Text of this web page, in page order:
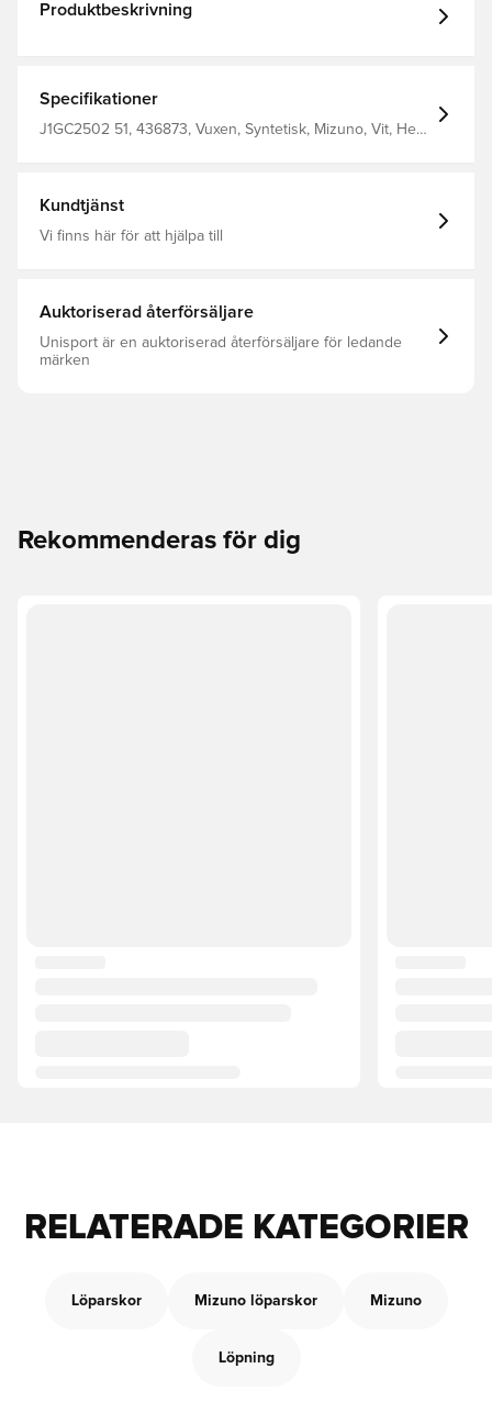
Produktbeskrivning
Specifikationer
J1GC2502 51, 436873, Vuxen, Syntetisk, Mizuno, Vit, Herr,
Kundtjänst
Vi finns här för att hjälpa till
Auktoriserad återförsäljare
Unisport är en auktoriserad återförsäljare för ledande
märken
Rekommenderas för dig
RELATERADE KATEGORIER
Löparskor Mizuno löparskor Mizuno
Löpning